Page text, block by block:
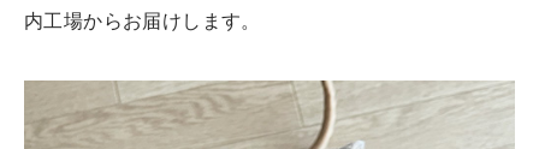
内工場からお届けします。